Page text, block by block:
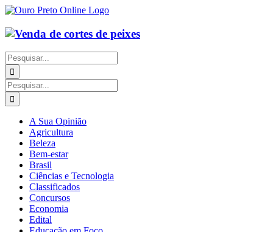
Ir
o
conteúdo
Buscar
resultados
para:
Buscar
resultados
para:
A Sua Opinião
Agricultura
Beleza
Bem-estar
Brasil
Ciências e Tecnologia
Classificados
Concursos
Economia
Edital